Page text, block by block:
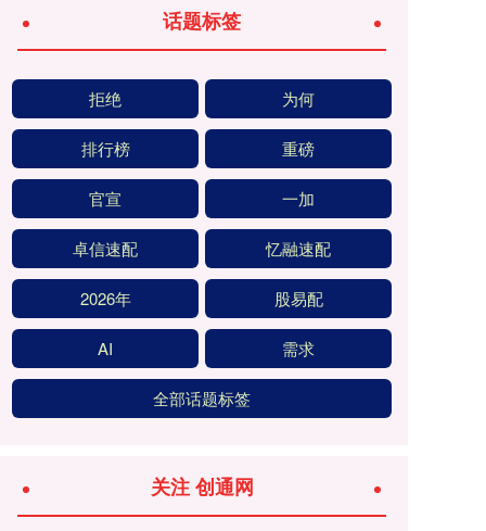
话题标签
拒绝 为何
排行榜 重磅
官宣 一加
卓信速配 忆融速配
2026年 股易配
AI 需求
全部话题标签
关注 创通网